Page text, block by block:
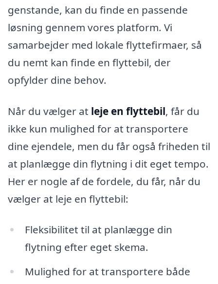
genstande, kan du finde en passende
løsning gennem vores platform. Vi
samarbejder med lokale flyttefirmaer, så
du nemt kan finde en flyttebil, der
opfylder dine behov.
Når du vælger at leje en flyttebil, får du
ikke kun mulighed for at transportere
dine ejendele, men du får også friheden til
at planlægge din flytning i dit eget tempo.
Her er nogle af de fordele, du får, når du
vælger at leje en flyttebil:
Fleksibilitet til at planlægge din
flytning efter eget skema.
Mulighed for at transportere både